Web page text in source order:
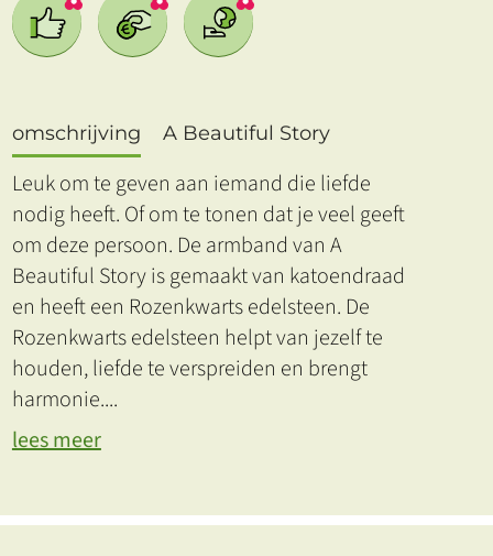
omschrijving A Beautiful Story
Leuk om te geven aan iemand die liefde
nodig heeft. Of om te tonen dat je veel geeft
om deze persoon. De armband van A
Beautiful Story is gemaakt van katoendraad
en heeft een Rozenkwarts edelsteen. De
Rozenkwarts edelsteen helpt van jezelf te
houden, liefde te verspreiden en brengt
harmonie....
lees meer